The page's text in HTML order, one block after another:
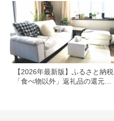
【2026年最新版】ふるさと納税
「食べ物以外」返礼品の還元率